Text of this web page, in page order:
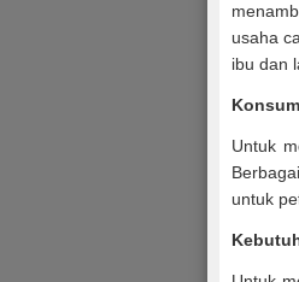
usaha
ibu dan
Untuk
untuk